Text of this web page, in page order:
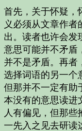
首先，关于怀疑，
义必须从文章作
出。读者也许会发
意思可能并不矛盾
并不是矛盾。再者
选择词语的另一个
但那并不一定有助
本没有的意思读进
人有偏见，但那些
一先入之见去研读